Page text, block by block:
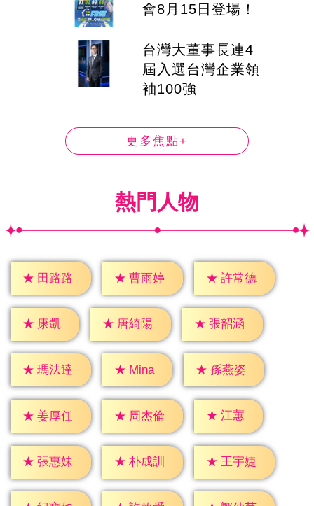
會8月15日登場！
台灣大董事長連4
屆入選台灣企業領
袖100強
更多焦點+
熱門人物
★ 田路路 ★ 曹雨婷 ★ 許常德
★ 康凱 ★ 唐綺陽 ★ 張韶涵
★ 瑪法達 ★ Mina ★ 孫燕姿
★ 姜厚任 ★ 周杰倫 ★ 江蕙
★ 張惠妹 ★ 朴成訓 ★ 王宇婕